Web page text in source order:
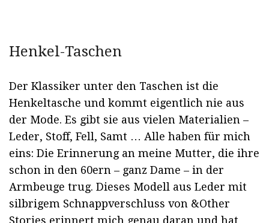
Henkel-Taschen
Der Klassiker unter den Taschen ist die
Henkeltasche und kommt eigentlich nie aus
der Mode. Es gibt sie aus vielen Materialien –
Leder, Stoff, Fell, Samt … Alle haben für mich
eins: Die Erinnerung an meine Mutter, die ihre
schon in den 60ern – ganz Dame – in der
Armbeuge trug. Dieses Modell aus Leder mit
silbrigem Schnappverschluss von &Other